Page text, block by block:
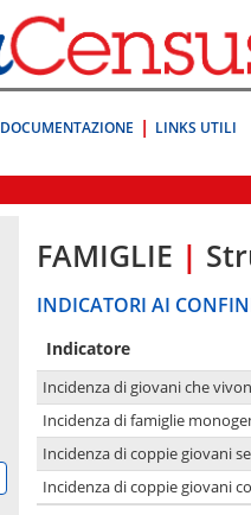
DOCUMENTAZIONE LINKS UTILI
FAMIGLIE |
INDICATORI AI
Indicatore
Incidenza di giovani che
Incidenza di famiglie
Incidenza di coppie giovani
Incidenza di coppie giovani